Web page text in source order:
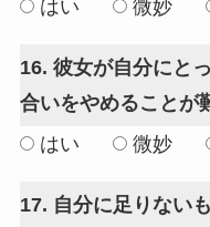
はい 微妙
16. 彼女が自分にと
合いをやめることが
はい
微妙
17. 自分に足りない